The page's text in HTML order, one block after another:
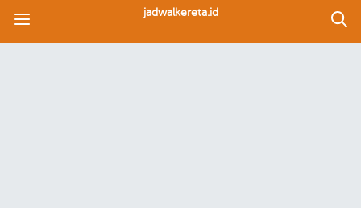
jadwalkereta.id